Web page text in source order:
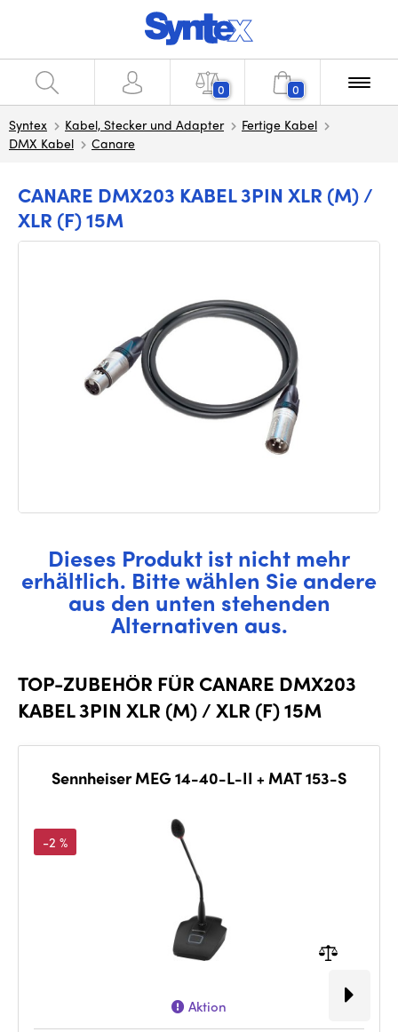
0 0
Syntex Kabel, Stecker und Adapter
Fertige Kabel
DMX Kabel
Canare
CANARE DMX203 KABEL 3PIN XLR (M) /
XLR (F) 15M
Dieses Produkt ist nicht mehr
erhältlich. Bitte wählen Sie andere
aus den unten stehenden
Alternativen aus.
TOP-ZUBEHÖR FÜR CANARE DMX203
KABEL 3PIN XLR (M) / XLR (F) 15M
Sennheiser MEG 14-40-L-II + MAT 153-S
-2 %
Aktion